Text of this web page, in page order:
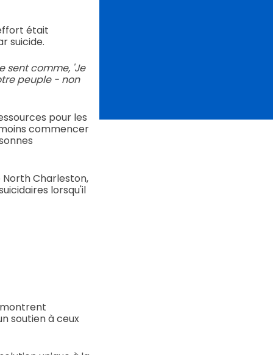
était
suicide.
sent comme, 'Je
peuple - non
pour les
commencer
North Charleston,
lorsqu'il
soutien à ceux